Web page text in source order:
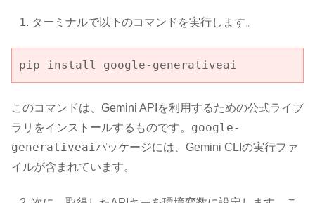
ターミナルで以下のコマンドを実行します。
pip install google-generativeai
このコマンドは、Gemini APIを利用するための公式ライブ
ラリをインストールするものです。 google-
generativeaiパッケージには、Gemini CLIの実行ファ
イルが含まれています。